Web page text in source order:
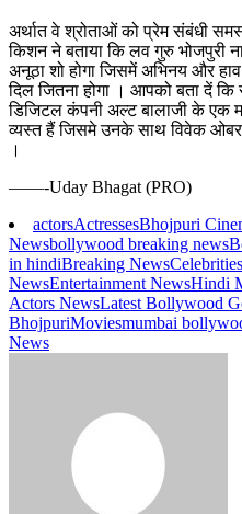
अर्थात वे श्रोताओं को प्रेम संबंधी
किशन ने बताया कि लव गुरु भोजपुरी
अनूठा शो होगा जिसमें अभिनय और
दिल जितना होगा । आपको बता दें
डिजिटल कंपनी अल्ट बालाजी के एक
व्यस्त हैं जिसमे उनके साथ विवेक
।
——-Uday Bhagat (PRO)
actorsActressesBhojpuri
Newsbollywood breaking news
in hindiBreaking NewsCelebrities
NewsEntertainment NewsHindi
Actors NewsLatest Bollywood
BhojpuriMoviesmumbai
News